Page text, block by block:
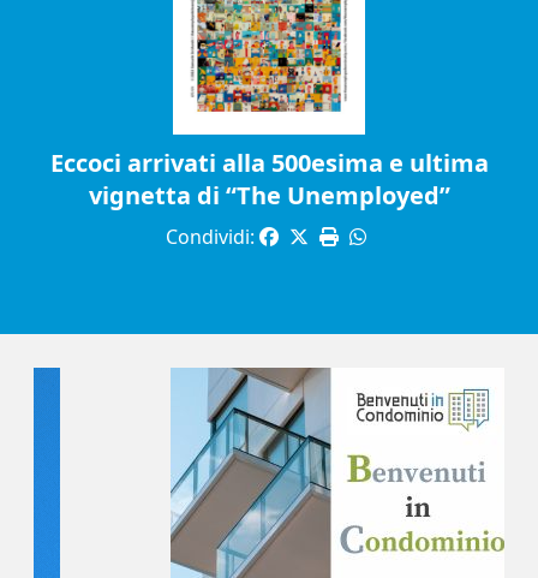
Eccoci arrivati alla 500esima e ultima
vignetta di “The Unemployed”
Condividi: